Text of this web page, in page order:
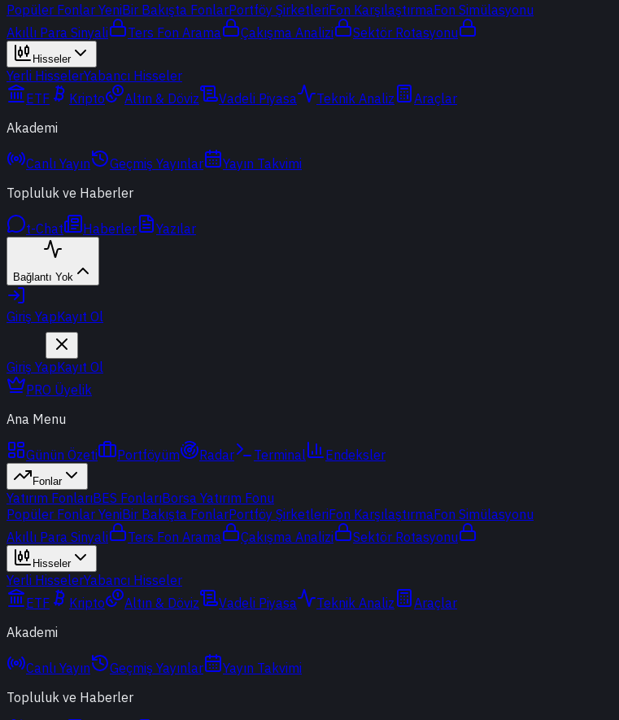
Popüler Fonlar YeniBir Bakışta FonlarPortföy ŞirketleriFon KarşılaştırmaFon Simülasyonu
Akıllı Para Sinyali
Ters Fon Arama Çakışma Analizi Sektör Rotasyonu
Hisseler
Yerli HisselerYabancı Hisseler
ETF
Kripto Altın & Döviz Vadeli Piyasa Teknik Analiz
Araçlar
Akademi
Canlı Yayın Geçmiş Yayınlar
Yayın Takvimi
Topluluk ve Haberler
t-Chat Haberler Yazılar
Bağlantı Yok
Giriş YapKayıt Ol
Giriş YapKayıt Ol
PRO Üyelik
Ana Menu
Günün Özeti Portföyüm Radar Terminal Endeksler
Fonlar
Yatırım FonlarıBES FonlarıBorsa Yatırım Fonu
Popüler Fonlar YeniBir Bakışta FonlarPortföy ŞirketleriFon KarşılaştırmaFon Simülasyonu
Akıllı Para Sinyali
Ters Fon Arama Çakışma Analizi Sektör Rotasyonu
Hisseler
Yerli HisselerYabancı Hisseler
ETF
Kripto Altın & Döviz Vadeli Piyasa Teknik Analiz
Araçlar
Akademi
Canlı Yayın Geçmiş Yayınlar
Yayın Takvimi
Topluluk ve Haberler